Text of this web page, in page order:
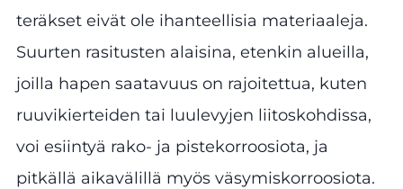
teräkset eivät ole ihanteellisia materiaaleja.
Suurten rasitusten alaisina, etenkin alueilla,
joilla hapen saatavuus on rajoitettua, kuten
ruuvikierteiden tai luulevyjen liitoskohdissa,
voi esiintyä rako- ja pistekorroosiota, ja
pitkällä aikavälillä myös väsymiskorroosiota.